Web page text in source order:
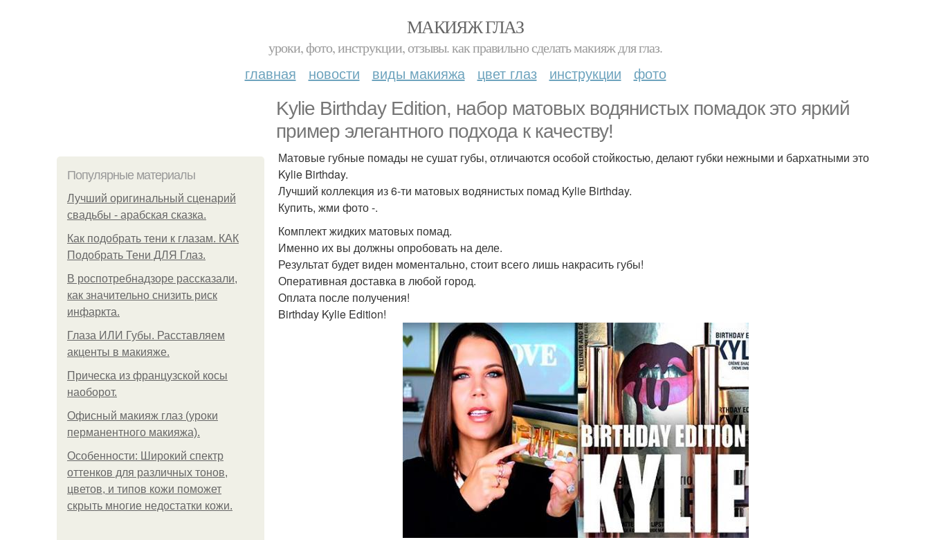
МАКИЯЖ ГЛАЗ
уроки, фото, инструкции, отзывы. как правильно сделать макияж для глаз.
главная новости виды макияжа цвет глаз инструкции фото
Kylie Birthday Edition, набор матовых водянистых помадок это яркий
пример элегантного подхода к качеству!
Популярные материалы
Лучший оригинальный сценарий
свадьбы - арабская сказка.
Как подобрать тени к глазам. КАК
Подобрать Тени ДЛЯ Глаз.
В роспотребнадзоре рассказали,
как значительно снизить риск
инфаркта.
Глаза ИЛИ Губы. Расставляем
акценты в макияже.
Прическа из французской косы
наоборот.
Офисный макияж глаз (уроки
перманентного макияжа).
Особенности: Широкий спектр
оттенков для различных тонов,
цветов, и типов кожи поможет
скрыть многие недостатки кожи.
Матовые губные помады не сушат губы, отличаются особой стойкостью, делают губки нежными и бархатными это
Kylie Birthday.
Лучший коллекция из 6-ти матовых водянистых помад Kylie Birthday.
Купить, жми фото -.
Комплект жидких матовых помад.
Именно их вы должны опробовать на деле.
Результат будет виден моментально, стоит всего лишь накрасить губы!
Оперативная доставка в любой город.
Оплата после получения!
Birthday Kylie Edition!